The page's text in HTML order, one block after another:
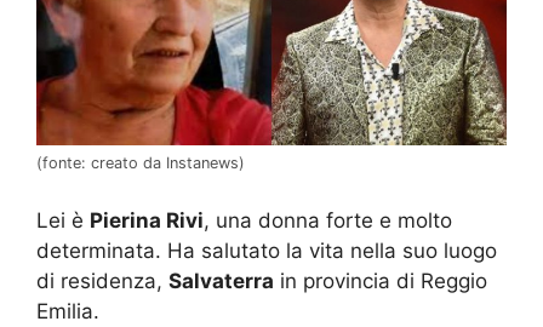
(fonte: creato da Instanews)
Lei è Pierina Rivi, una donna forte e molto
determinata. Ha salutato la vita nella suo luogo
di residenza, Salvaterra in provincia di Reggio
Emilia.